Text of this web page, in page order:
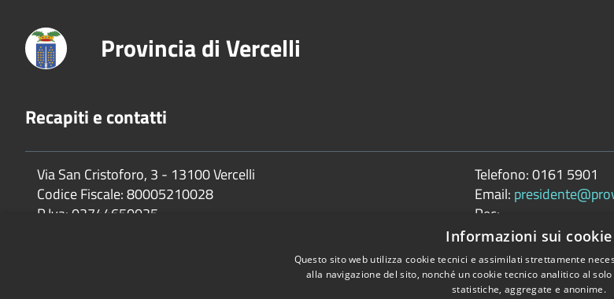
Provincia di Vercelli
Recapiti e contatti
Via San Cristoforo, 3 - 13100 Vercelli
Codice Fiscale:80005210028
P.Iva:02744650025
Telefono:0161 5901
Email:
Pec:
Informazioni sui cookie
Questo sito web utilizza cookie tecnici e assimilati strettamente
alla navigazione del sito, nonché un cookie tecnico analitico al
statistiche, aggregate e anonime.